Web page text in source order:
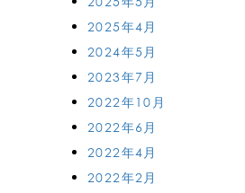
2025年4月
2024年5月
2023年7月
2022年10月
2022年6月
2022年4月
2022年2月